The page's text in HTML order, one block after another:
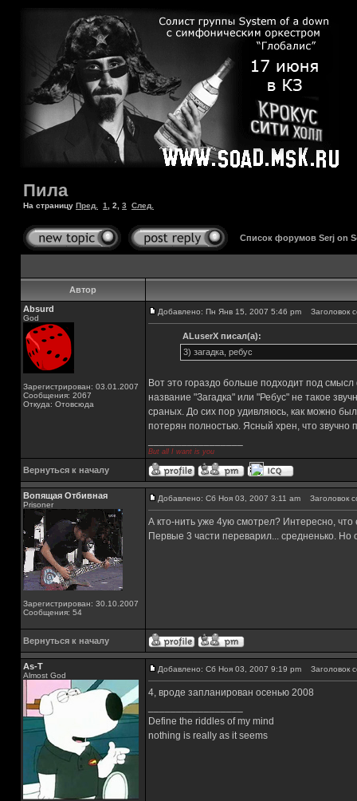
Пила
На страницу Пред. 1 2 3 След.
Список форумов Serj on
Автор
Absurd
God
Зарегистрирован: 03.01.2007
Сообщения: 2067
Откуда: Отовсюда
Добавлено: Пн Янв 15, 2007 5:46 pm Заголовок
ALuserX писал(а):
3) загадка, ребус
Вот это гораздо больше подходит под
название "Загадка" или "Ребус" не такое
сраных. До сих пор удивляюсь, как можно
потерян полностью. Ясный хрен, что звучно
But all I want is you
Вернуться к началу
Вопящая Отбивная
Prisoner
Зарегистрирован: 30.10.2007
Сообщения: 54
Добавлено: Сб Ноя 03, 2007 3:11 am Заголовок
А кто-нить уже 4ую смотрел? Интересно,
Первые 3 части переварил... средненько. Но
Вернуться к началу
As-T
Almost God
Добавлено: Сб Ноя 03, 2007 9:19 pm Заголовок
4, вроде запланирован осенью 2008
Define the riddles of my mind
nothing is really as it seems